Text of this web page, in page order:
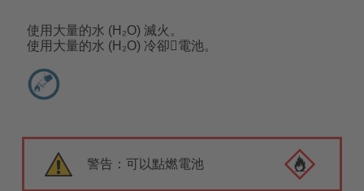
使用大量的水 (H₂O) 滅火。
使用大量的水 (H₂O) 冷卻􁉞電池。
警告：可以點燃電池